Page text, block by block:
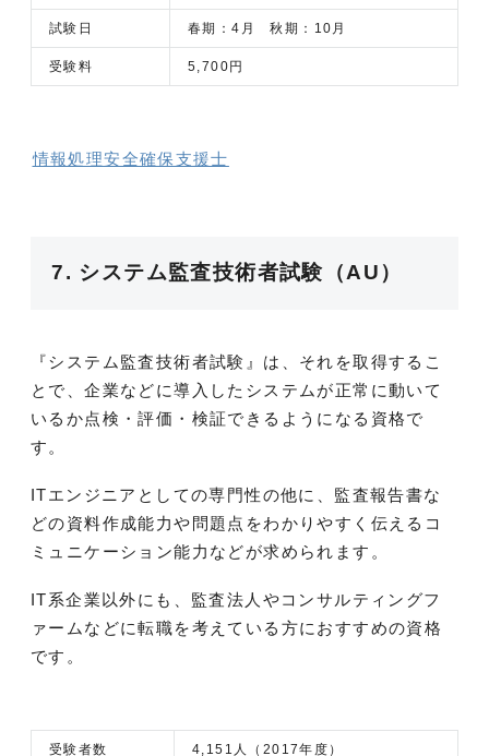
試験日 春期：4月 秋期：10月
受験料 5,700円
情報処理安全確保支援士
7. システム監査技術者試験（AU）
『システム監査技術者試験』は、それを取得するこ
とで、企業などに導入したシステムが正常に動いて
いるか点検・評価・検証できるようになる資格で
す。
ITエンジニアとしての専門性の他に、監査報告書な
どの資料作成能力や問題点をわかりやすく伝えるコ
ミュニケーション能力などが求められます。
IT系企業以外にも、監査法人やコンサルティングフ
ァームなどに転職を考えている方におすすめの資格
です。
受験者数 4,151人（2017年度）